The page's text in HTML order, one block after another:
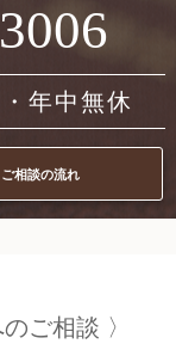
年中無休
ご相談の流れ
ご相談